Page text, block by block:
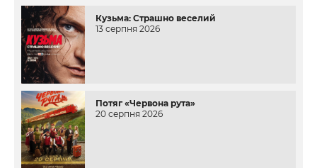
Кузьма: Страшно веселий
13 серпня 2026
Потяг «Червона рута»
20 серпня 2026